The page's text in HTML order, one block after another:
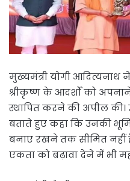
मुख्यमंत्री योगी आदित्यनाथ
श्रीकृष्ण के आदर्शों को
स्थापित करने की अपील
बताते हुए कहा कि उनकी
बनाए रखने तक सीमित नहीं
एकता को बढ़ावा देने में भी